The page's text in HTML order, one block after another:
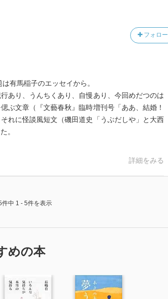
フォロー
有馬稲子のエッセイから。
あり、うんちくあり、自慢あり、今回めだつのは
ぶ文章（『文藝春秋』臨時増刊号「ああ、結婚！
れに怪談風短文（磯田道史「うぶだしや」と大西
。
詳細をみる
件中 1 - 5件を表示
めの本